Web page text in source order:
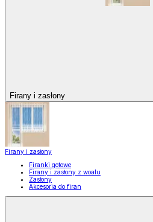
Firany i zasłony
Firany i zasłony
Firanki gotowe
Firany i zasłony z woalu
Zasłony
Akcesoria do firan